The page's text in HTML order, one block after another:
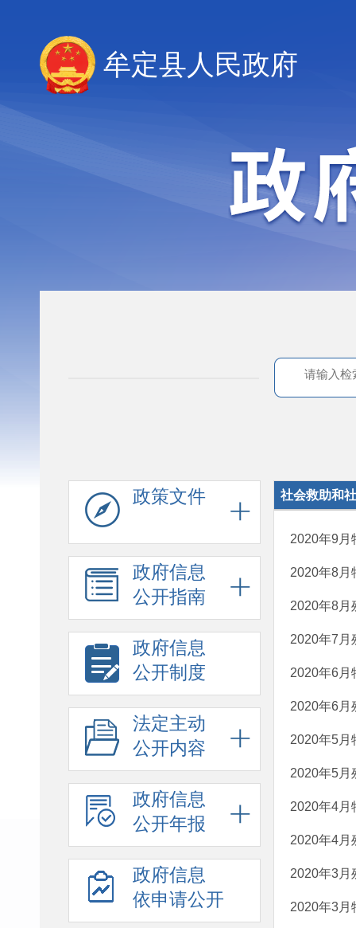
牟定县人民政府
政策文件
政府信息
公开指南
政府信息
公开制度
法定主动
公开内容
政府信息
公开年报
政府信息
依申请公开
社会救助和
2020年9月
2020年8月
2020年8月
2020年7月
2020年6月
2020年6月
2020年5月
2020年5月
2020年4月
2020年4月
2020年3月
2020年3月